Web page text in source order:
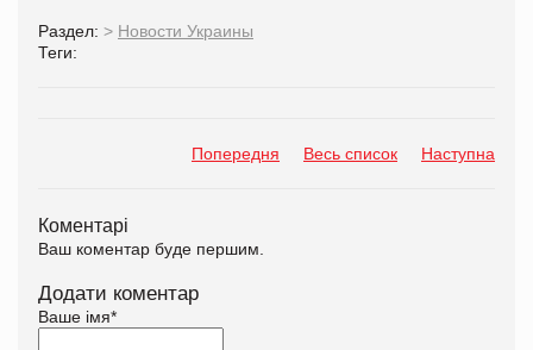
Раздел: > Новости Украины
Теги:
Попередня Весь список Наступна
Коментарі
Ваш коментар буде першим.
Додати коментар
Ваше імя*